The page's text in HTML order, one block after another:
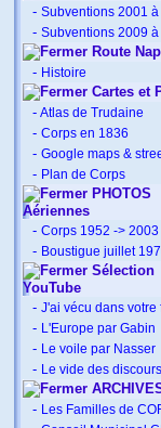
- Subventions 2001 à
- Subventions 2009 à
Route
- Histoire
Cartes et
- Atlas de Trudaine
- Corps en 1836
- Google maps &
- Plan de Corps
PHOTOS
Aériennes
- Corps 1952 -> 2003
- Boustigue juillet
Sélection
YouTube
- J'ai vécu dans votre
- L'Europe par Gabin
- Le voile par Nasser
- Le vide des discours
- Les Familles de